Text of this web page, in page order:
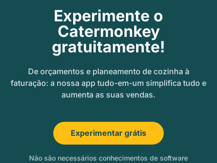
Experimente o
Catermonkey
gratuitamente!
De orçamentos e planeamento de cozinha à
faturação: a nossa app tudo-em-um simplifica tudo e
aumenta as suas vendas.
Experimentar grátis
Não são necessários conhecimentos de software